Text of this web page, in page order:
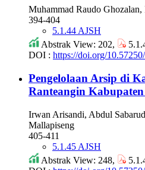
Muhammad Raudo Ghozalan,
394-404
5.1.44 AJSH
Abstrak View: 202,
DOI : https://doi.org/
Pengelolaan Arsip di
Ranteangin
Irwan Arisandi, Abdul
Mallapiseng
405-411
5.1.45 AJSH
Abstrak View: 248,